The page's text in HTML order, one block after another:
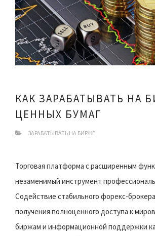
КАК ЗАРАБАТЫВАТЬ НА
ЦЕННЫХ БУМАГ
ЗАРАБАТЫВАТЬ НА БИРЖЕ
Торговая платформа с расширенным
незаменимый инструмент
Содействие стабильного форекс-
получения полноценного доступа к
биржам и информационной поддержки